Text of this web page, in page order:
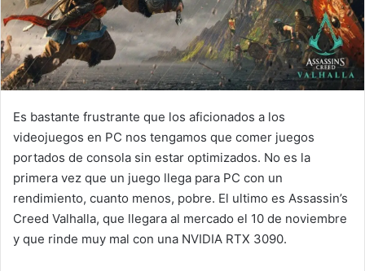
Es bastante frustrante que los aficionados a los
videojuegos en PC nos tengamos que comer juegos
portados de consola sin estar optimizados. No es la
primera vez que un juego llega para PC con un
rendimiento, cuanto menos, pobre. El ultimo es Assassin’s
Creed Valhalla, que llegara al mercado el 10 de noviembre
y que rinde muy mal con una NVIDIA RTX 3090.